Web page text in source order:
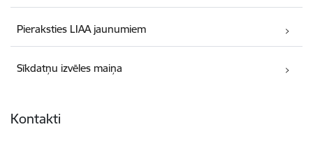
Pieraksties LIAA jaunumiem
Sīkdatņu izvēles maiņa
Kontakti